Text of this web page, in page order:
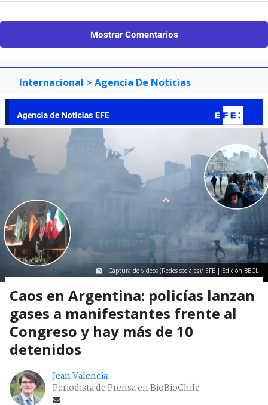
Mostrar Comentarios
Internacional > Agencia De Noticias
Captura de videos (Redes sociales)/ EFE | Edición BBCL
Caos en Argentina: policías lanzan
gases a manifestantes frente al
Congreso y hay más de 10
detenidos
Jean Valencia
Periodista de Prensa en BioBioChile